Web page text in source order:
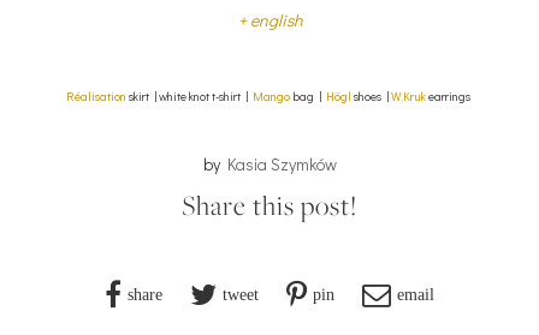
+ english
Réalisation skirt | white knot t-shirt | Mango bag | Högl shoes | W.Krukearrings
by Kasia Szymków
Share this post!
share tweet pin email